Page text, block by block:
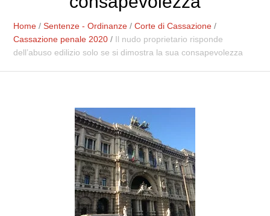
Home /Sentenze - Ordinanze /Corte di Cassazione /
Cassazione penale 2020 / Il nudo proprietario risponde
dell’abuso edilizio solo se si dimostra la sua consapevolezza